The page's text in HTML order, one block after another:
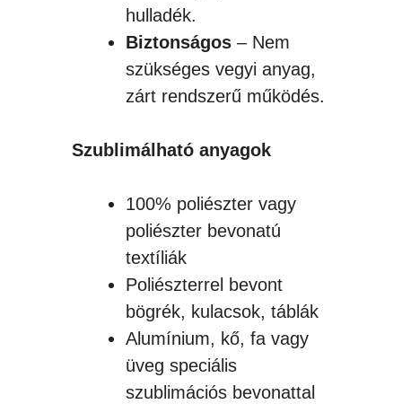
hulladék.
Biztonságos – Nem
szükséges vegyi anyag,
zárt rendszerű működés.
Szublimálható anyagok
100% poliészter vagy
poliészter bevonatú
textíliák
Poliészterrel bevont
bögrék, kulacsok, táblák
Alumínium, kő, fa vagy
üveg speciális
szublimációs bevonattal